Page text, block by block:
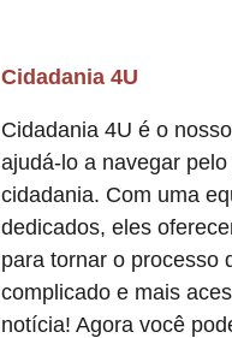
Cidadania 4U
Cidadania 4U é o
ajudá-lo a navegar
cidadania. Com uma
dedicados, eles
para tornar o processo
complicado e mais
notícia! Agora você